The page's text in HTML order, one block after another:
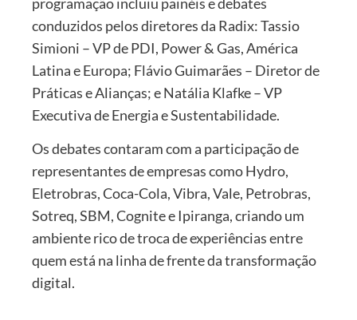
conduzidos pelos diretores da Radix: Tassio
Simioni – VP de PDI, Power & Gas, América
Latina e Europa; Flávio Guimarães – Diretor de
Práticas e Alianças; e Natália Klafke – VP
Executiva de Energia e Sustentabilidade.
Os debates contaram com a participação de
representantes de empresas como Hydro,
Eletrobras, Coca-Cola, Vibra, Vale, Petrobras,
Sotreq, SBM, Cognite e Ipiranga, criando um
ambiente rico de troca de experiências entre
quem está na linha de frente da transformação
digital.